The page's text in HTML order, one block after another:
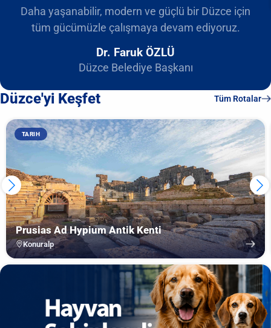
Daha yaşanabilir, modern ve güçlü bir Düzce için
tüm gücümüzle çalışmaya devam ediyoruz.
Dr. Faruk ÖZLÜ
Düzce Belediye Başkanı
Düzce'yi Keşfet Tüm Rotalar
TARIH
Prusias Ad Hypium Antik Kenti
Konuralp